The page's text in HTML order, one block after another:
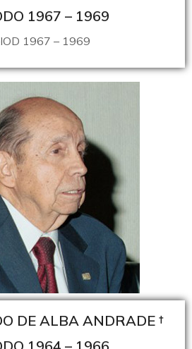
1967 – 1969
1967 – 1969
DE ALBA ANDRADE †